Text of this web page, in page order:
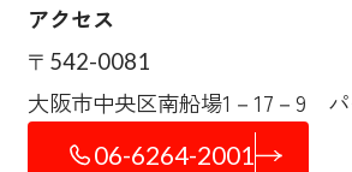
アクセス
〒542-0081
大阪市中央区南船場1－17－9
06-6264-2001